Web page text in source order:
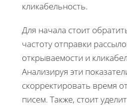
кликабельность.
Для начала стоит
частоту отправки
открываемости и
Анализируя эти
скорректировать время
писем. Также, стоит